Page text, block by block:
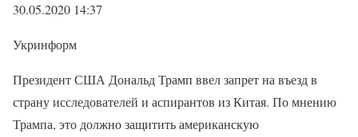
30.05.2020 14:37
Укринформ
Президент США Дональд Трамп ввел запрет на въезд в
страну исследователей и аспирантов из Китая. По мнению
Трампа, это должно защитить американскую